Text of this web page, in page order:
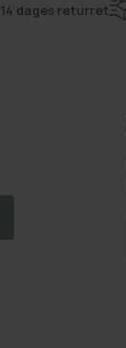
14 dages returret